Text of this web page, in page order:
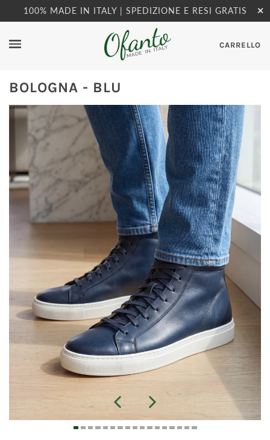
100% MADE IN ITALY | SPEDIZIONE E RESI GRATIS ✕
CARRELLO
BOLOGNA - BLU